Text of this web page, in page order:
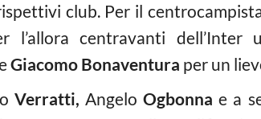
club. Per il
l’allora centravanti
Giacomo Bonaventura per un
Verratti, Angelo Ogbonna e a